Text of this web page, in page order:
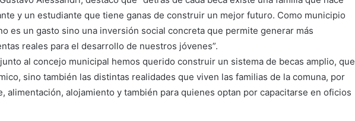
y un estudiante que tiene ganas de construir un mejor futuro. Como municipio
es un gasto sino una inversión social concreta que permite generar más
reales para el desarrollo de nuestros jóvenes”.
al concejo municipal hemos querido construir un sistema de becas amplio, que
sino también las distintas realidades que viven las familias de la comuna, por
alimentación, alojamiento y también para quienes optan por capacitarse en oficios